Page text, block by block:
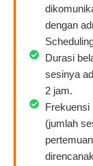
dengan
Durasi
sesinya
2 jam.
Frekuensi
(jumlah